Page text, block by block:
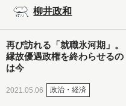
柳井政和
再び訪れる「就職氷河期」。
縁故優遇政権を終わらせるの
は今
2021.05.06 政治・経済